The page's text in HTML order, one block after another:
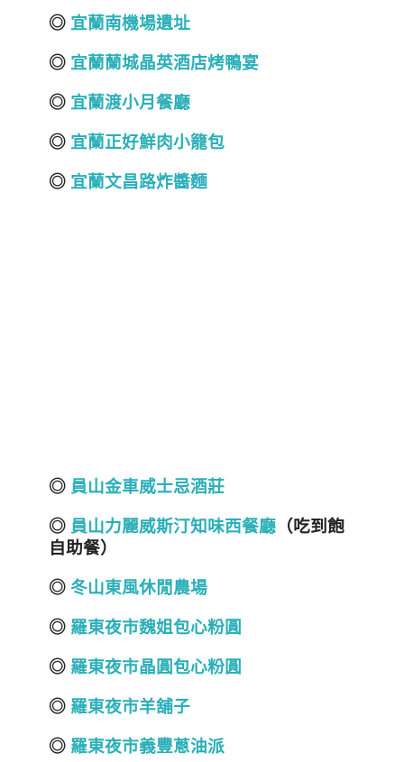
◎ 宜蘭南機場遺址
◎ 宜蘭蘭城晶英酒店烤鴨宴
◎ 宜蘭渡小月餐廳
◎ 宜蘭正好鮮肉小籠包
◎ 宜蘭文昌路炸醬麵
◎ 員山金車威士忌酒莊
◎ 員山力麗威斯汀知味西餐廳 （吃到飽
自助餐）
◎ 冬山東風休閒農場
◎ 羅東夜市魏姐包心粉圓
◎ 羅東夜市晶圓包心粉圓
◎ 羅東夜市羊舖子
◎ 羅東夜市義豐蔥油派